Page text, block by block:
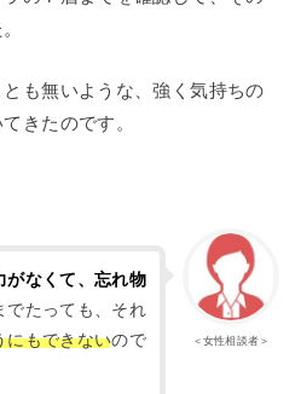
も無いような、強く気持ちの
きたのです。
＜女性相談者＞
がなくて、忘れ物
でたっても、それ
にもできないので